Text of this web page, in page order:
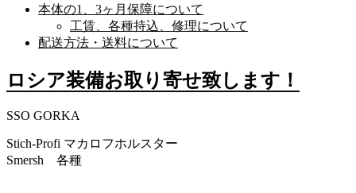
本体の1、3ヶ月保障について
工賃、各種持込、修理について
配送方法・送料について
ロシア装備お取り寄せ致します！
SSO GORKA
Stich-Profi マカロフホルスター
Smersh 各種